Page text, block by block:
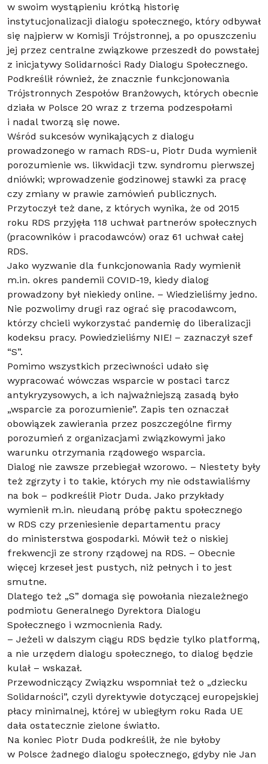
w swoim wystąpieniu krótką historię
instytucjonalizacji dialogu społecznego, który odbywał
się najpierw w Komisji Trójstronnej, a po opuszczeniu
jej przez centralne związkowe przeszedł do powstałej
z inicjatywy Solidarności Rady Dialogu Społecznego.
Podkreślił również, że znacznie funkcjonowania
Trójstronnych Zespołów Branżowych, których obecnie
działa w Polsce 20 wraz z trzema podzespołami
i nadal tworzą się nowe.
Wśród sukcesów wynikających z dialogu
prowadzonego w ramach RDS-u, Piotr Duda wymienił
porozumienie ws. likwidacji tzw. syndromu pierwszej
dniówki; wprowadzenie godzinowej stawki za pracę
czy zmiany w prawie zamówień publicznych.
Przytoczył też dane, z których wynika, że od 2015
roku RDS przyjęła 118 uchwał partnerów społecznych
(pracowników i pracodawców) oraz 61 uchwał całej
RDS.
Jako wyzwanie dla funkcjonowania Rady wymienił
m.in. okres pandemii COVID-19, kiedy dialog
prowadzony był niekiedy online. – Wiedzieliśmy jedno.
Nie pozwolimy drugi raz ograć się pracodawcom,
którzy chcieli wykorzystać pandemię do liberalizacji
kodeksu pracy. Powiedzieliśmy NIE! – zaznaczył szef
“S”.
Pomimo wszystkich przeciwności udało się
wypracować wówczas wsparcie w postaci tarcz
antykryzysowych, a ich najważniejszą zasadą było
„wsparcie za porozumienie”. Zapis ten oznaczał
obowiązek zawierania przez poszczególne firmy
porozumień z organizacjami związkowymi jako
warunku otrzymania rządowego wsparcia.
Dialog nie zawsze przebiegał wzorowo. – Niestety były
też zgrzyty i to takie, których my nie odstawialiśmy
na bok – podkreślił Piotr Duda. Jako przykłady
wymienił m.in. nieudaną próbę paktu społecznego
w RDS czy przeniesienie departamentu pracy
do ministerstwa gospodarki. Mówił też o niskiej
frekwencji ze strony rządowej na RDS. – Obecnie
więcej krzeseł jest pustych, niż pełnych i to jest
smutne.
Dlatego też „S” domaga się powołania niezależnego
podmiotu Generalnego Dyrektora Dialogu
Społecznego i wzmocnienia Rady.
– Jeżeli w dalszym ciągu RDS będzie tylko platformą,
a nie urzędem dialogu społecznego, to dialog będzie
kulał – wskazał.
Przewodniczący Związku wspomniał też o „dziecku
Solidarności”, czyli dyrektywie dotyczącej europejskiej
płacy minimalnej, której w ubiegłym roku Rada UE
dała ostatecznie zielone światło.
Na koniec Piotr Duda podkreślił, że nie byłoby
w Polsce żadnego dialogu społecznego, gdyby nie Jan